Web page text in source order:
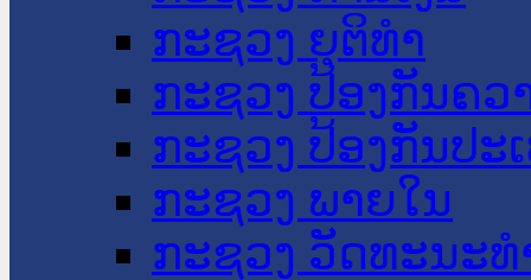
ກະຊວງ ຍຸຕິທໍາ
ກະຊວງ ປ້ອງກັນຄວ
ກະຊວງ ປ້ອງກັນປະ
ກະຊວງ ພາຍໃນ
ກະຊວງ ວັດທະນະ